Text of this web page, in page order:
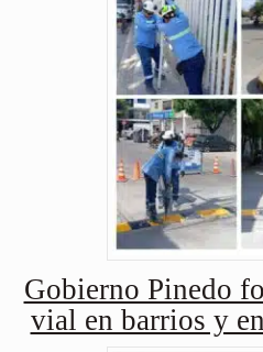
Gobierno Pinedo
vial en barrios y